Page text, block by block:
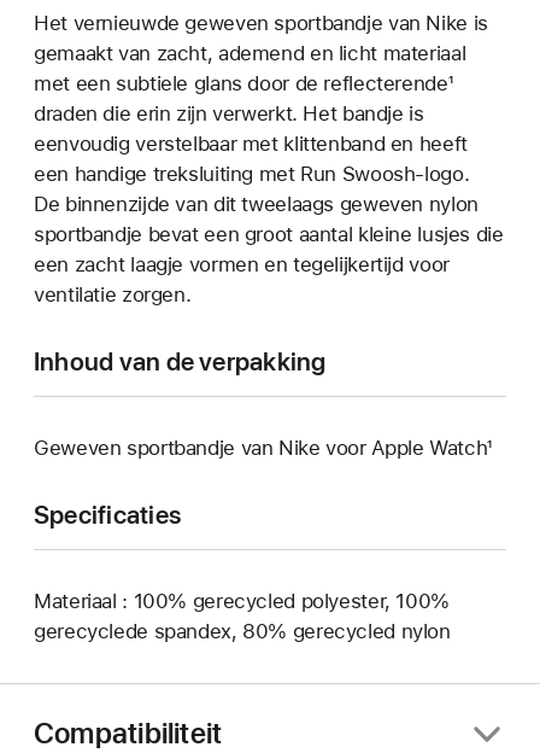
Het vernieuwde geweven sportbandje van Nike is
gemaakt van zacht, ademend en licht materiaal
met een subtiele glans door de reflecterende¹
draden die erin zijn verwerkt. Het bandje is
eenvoudig verstelbaar met klittenband en heeft
een handige treksluiting met Run Swoosh-logo.
De binnenzijde van dit tweelaags geweven nylon
sportbandje bevat een groot aantal kleine lusjes die
een zacht laagje vormen en tegelijkertijd voor
ventilatie zorgen.
Inhoud van de verpakking
Geweven sportbandje van Nike voor Apple Watch¹
Specificaties
Materiaal : 100% gerecycled polyester, 100%
gerecyclede spandex, 80% gerecycled nylon
Compatibiliteit